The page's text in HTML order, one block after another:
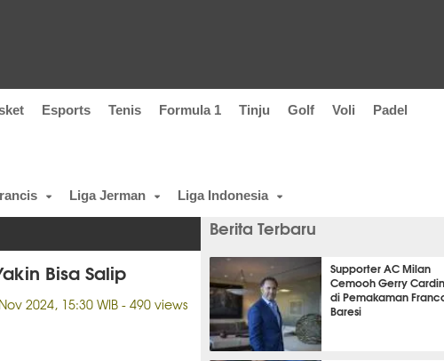
Esports Tenis Formula 1 Tinju Golf Voli Padel
Liga Jerman Liga Indonesia
Bisa Salip
2024, 15:30 WIB- 490 views
Berita Terbaru
Supporter AC Milan
Cemooh Gerry
di Pemakaman
Baresi